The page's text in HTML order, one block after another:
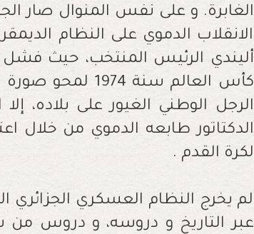
الغابرة. و على نفس المنوال صار
الانقلاب الدموي على النظام
أليندي الرئيس المنتخب، حيث
كأس العالم سنة
الرجل الوطني الغيور على بلاده،
لكرة القدم .
لم يخرج النظام العسكري الجزائري
عبر التاريخ و دروسه، و دروس